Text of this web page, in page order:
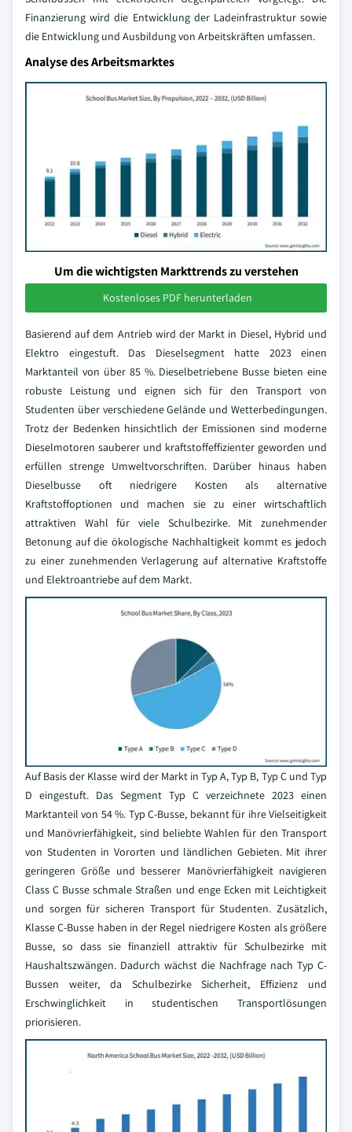
Finanzierung wird die Entwicklung der Ladeinfrastruktur sowie
die Entwicklung und Ausbildung von Arbeitskräften umfassen.
Analyse des Arbeitsmarktes
Um die wichtigsten Markttrends zu verstehen
Kostenloses PDF herunterladen
Basierend auf dem Antrieb wird der Markt in Diesel, Hybrid und
Elektro eingestuft. Das Dieselsegment hatte 2023 einen
Marktanteil von über 85 %. Dieselbetriebene Busse bieten eine
robuste Leistung und eignen sich für den Transport von
Studenten über verschiedene Gelände und Wetterbedingungen.
Trotz der Bedenken hinsichtlich der Emissionen sind moderne
Dieselmotoren sauberer und kraftstoffeffizienter geworden und
erfüllen strenge Umweltvorschriften. Darüber hinaus haben
Dieselbusse oft niedrigere Kosten als alternative
Kraftstoffoptionen und machen sie zu einer wirtschaftlich
attraktiven Wahl für viele Schulbezirke. Mit zunehmender
Betonung auf die ökologische Nachhaltigkeit kommt es jedoch
zu einer zunehmenden Verlagerung auf alternative Kraftstoffe
und Elektroantriebe auf dem Markt.
Auf Basis der Klasse wird der Markt in Typ A, Typ B, Typ C und Typ
D eingestuft. Das Segment Typ C verzeichnete 2023 einen
Marktanteil von 54 %. Typ C-Busse, bekannt für ihre Vielseitigkeit
und Manövrierfähigkeit, sind beliebte Wahlen für den Transport
von Studenten in Vororten und ländlichen Gebieten. Mit ihrer
geringeren Größe und besserer Manövrierfähigkeit navigieren
Class C Busse schmale Straßen und enge Ecken mit Leichtigkeit
und sorgen für sicheren Transport für Studenten. Zusätzlich,
Klasse C-Busse haben in der Regel niedrigere Kosten als größere
Busse, so dass sie finanziell attraktiv für Schulbezirke mit
Haushaltszwängen. Dadurch wächst die Nachfrage nach Typ C-
Bussen weiter, da Schulbezirke Sicherheit, Effizienz und
Erschwinglichkeit in studentischen Transportlösungen
priorisieren.